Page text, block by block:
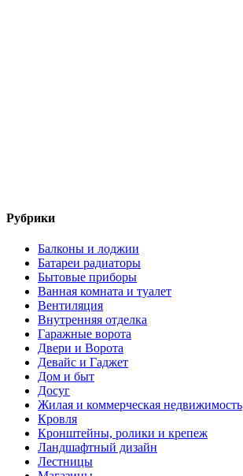
Рубрики
Балконы и лоджии
Батареи радиаторы‎
Бытовые приборы
Ванная комната и туалет
Вентиляция
Внутренняя отделка
Гаражные ворота
Двери и Ворота
Девайс и Гаджет
Дом и быт
Досуг
Жилая и коммерческая недвижимость
Кровля
Кронштейны, ролики и крепеж
Ландшафтный дизайн
Лестницы